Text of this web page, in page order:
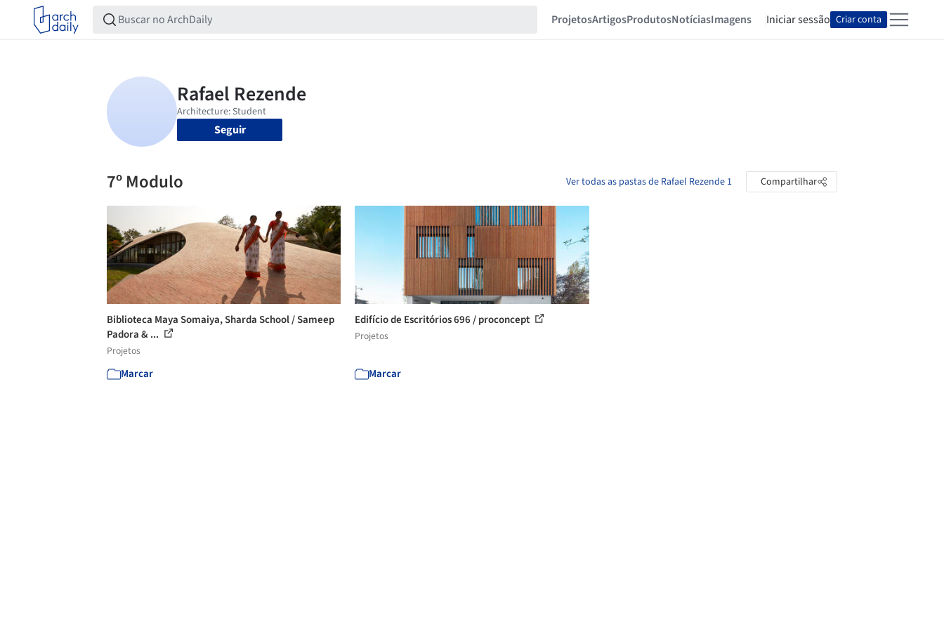
ProjetosArtigosProdutosNotíciasImagens Iniciar sessão Criar conta
Seguir
7º Modulo Ver todas as pastas de Rafael Rezende 1 Compartilhar
Biblioteca Maya Somaiya, Sharda School / Sameep
Padora & ...
Projetos
Marcar
Edifício de Escritórios 696 / proconcept
Projetos
Marcar